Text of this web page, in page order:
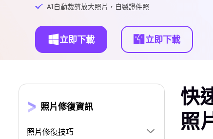
AI自動裁剪放大照片，自製證件照
立即下載 立即下載
照片修復資訊
照片修復技巧
快
照